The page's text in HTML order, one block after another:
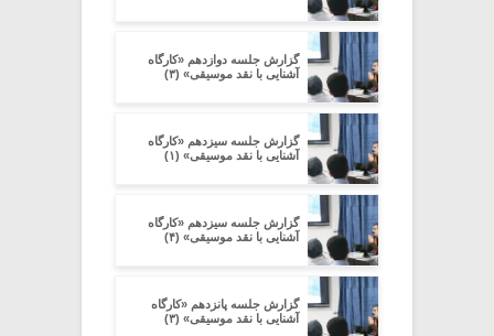
گزارش جلسه دوازدهم «کارگاه
آشنایی با نقد موسیقی» (۳)
گزارش جلسه سیزدهم «کارگاه
آشنایی با نقد موسیقی» (۱)
گزارش جلسه سیزدهم «کارگاه
آشنایی با نقد موسیقی» (۴)
گزارش جلسه پانزدهم «کارگاه
آشنایی با نقد موسیقی» (۳)